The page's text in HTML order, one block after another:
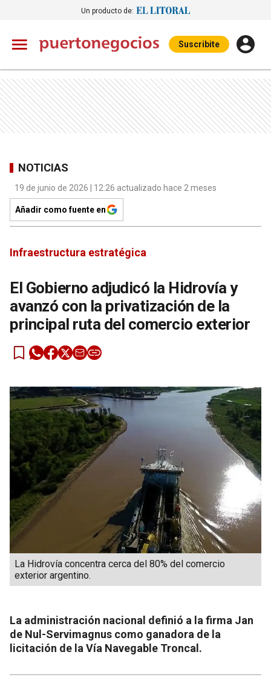
Un producto de:
Suscribite
NOTICIAS
19 de junio de 2026 | 12:26 actualizado hace 2 meses
Añadir como fuente en
Infraestructura estratégica
El Gobierno adjudicó la Hidrovía y
avanzó con la privatización de la
principal ruta del comercio exterior
La Hidrovía concentra cerca del 80% del comercio
exterior argentino.
La administración nacional definió a la firma Jan
de Nul-Servimagnus como ganadora de la
licitación de la Vía Navegable Troncal.